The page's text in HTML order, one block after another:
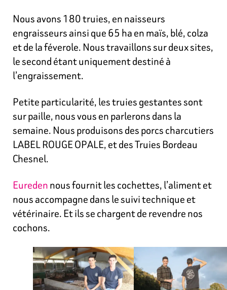
Nous avons 180 truies, en naisseurs
engraisseurs ainsi que 65 ha en maïs, blé, colza
et de la féverole. Nous travaillons sur deux sites,
le second étant uniquement destiné à
l’engraissement.
Petite particularité, les truies gestantes sont
sur paille, nous vous en parlerons dans la
semaine. Nous produisons des porcs charcutiers
LABEL ROUGE OPALE, et des Truies Bordeau
Chesnel.
Euredennous fournit les cochettes, l’aliment et
nous accompagne dans le suivi technique et
vétérinaire. Et ils se chargent de revendre nos
cochons.